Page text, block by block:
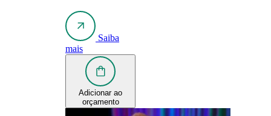
Saiba
mais
Adicionar ao
orçamento